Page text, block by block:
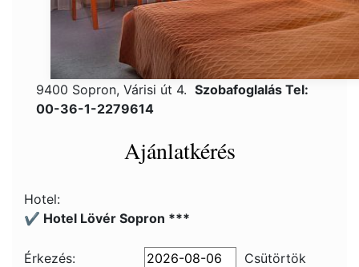
9400 Sopron, Várisi út 4. Szobafoglalás Tel:
00-36-1-2279614
Ajánlatkérés
Hotel:
✔️ Hotel Lövér Sopron ***
Érkezés: Csütörtök